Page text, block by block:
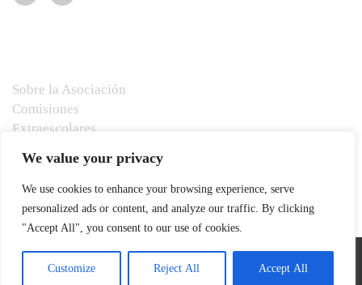
We value your privacy
We use cookies to enhance your browsing experience, serve
personalized ads or content, and analyze our traffic. By clicking
"Accept All", you consent to our use of cookies.
Customize Reject All Accept All
Sobre la Asociación
Comisiones
Extraescolares
Huerto escolar
Contacto